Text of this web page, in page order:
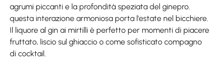
agrumi piccanti e la profondità speziata del ginepro.
questa interazione armoniosa porta l'estate nel bicchiere.
Il liquore al gin ai mirtilli è perfetto per momenti di piacere
fruttato, liscio sul ghiaccio o come sofisticato compagno
di cocktail.